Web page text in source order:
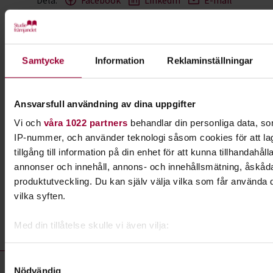
Samtycke Information Reklaminställningar
Ansvarsfull användning av dina uppgifter
Vi och våra 1022 partners behandlar din personliga data,
IP-nummer, och använder teknologi såsom cookies för att
tillgång till information på din enhet för att kunna
annonser och innehåll, annons- och innehållsmätning,
produktutveckling. Du kan själv välja vilka som får använda
vilka syften.
Med din tillåtelse skulle vi även vilja:
Samla in information om din geografiska plats som
Nödvändig
studiecirklar och musikkurser. Vi hjälper dig också
att arrangera egna konserter.
Läs mer om ämnet
Liknande kurser inom
Södermanlands län
Konsert:Eskilstunafesten - en fest för hela familjen! -